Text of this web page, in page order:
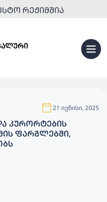
ᲠᲔᲟᲘᲛᲨᲘᲐ
21 ივნისი, 2025
ᲙᲣᲠᲝᲠᲢᲔᲑᲘᲡ
ᲤᲐᲠᲒᲚᲔᲑᲨᲘ,